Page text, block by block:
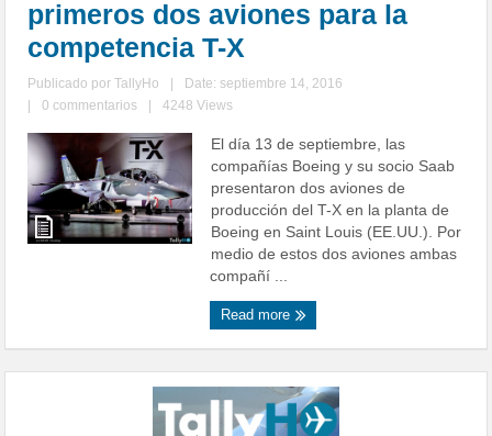
primeros dos aviones para la
competencia T-X
Publicado porTallyHo
Date: septiembre 14, 2016
0 commentarios 4248 Views
El día 13 de septiembre, las
compañías Boeing y su socio Saab
presentaron dos aviones de
producción del T-X en la planta de
Boeing en Saint Louis (EE.UU.). Por
medio de estos dos aviones ambas
compañí ...
Read more